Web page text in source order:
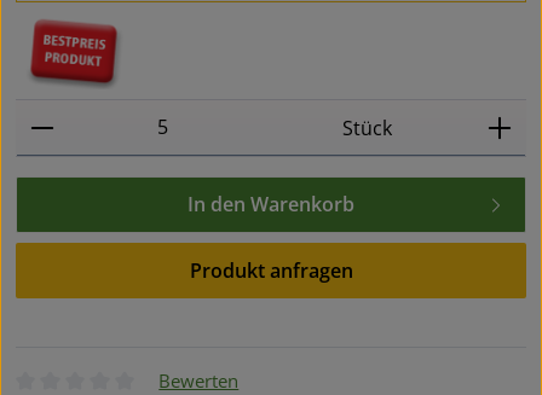
Produkt Anzahl: Gib den gewünschten Wert ein
Stück
In den Warenkorb
Produkt anfragen
Bewerten